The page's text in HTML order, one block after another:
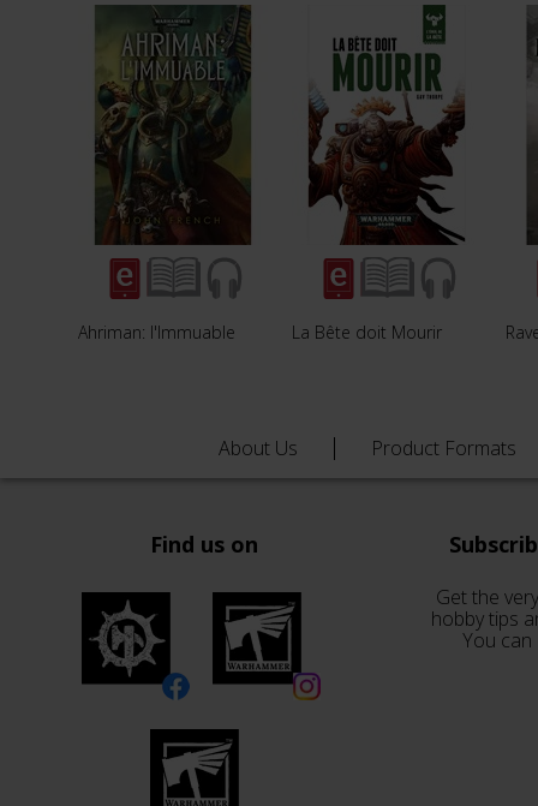
Ahriman: l'Immuable La Bête doit Mourir
About Us Product Formats
Find us on
Get the
hobby tips
You